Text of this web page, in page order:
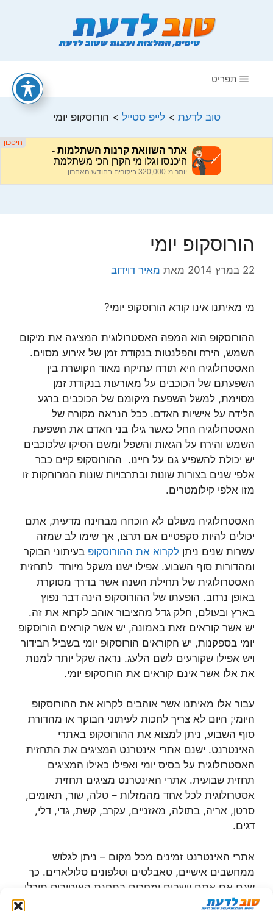
תפריט
טוב לדעת >לייפ סטייל > הורוסקופ יומי
הורוסקופ יומי
22 במרץ 2014 מאת מאיר דוידוב
מי מאיתנו אינו קורא הורוסקופ יומי?
ההורוסקופ הוא המפה האסטרולוגית המציגה את מיקום
השמש, הירח והפלנטות בנקודת זמן של אירוע מסוים.
האסטרולוגיה היא תורה עתיקה מאוד הקושרת בין
השפעתם של הכוכבים על מאורעות בנקודת זמן
מסוימת, למשל השפעת מיקומם של הכוכבים ברגע
הלידה על אישיות האדם. ככל הנראה מקורה של
האסטרולוגיה החל כאשר גילו בני האדם את השפעת
השמש והירח על הגאות והשפל ומשם הסיקו שלכוכבים
יש יכולת להשפיע גם על חיינו. ההורוסקופ קיים כבר
אלפי שנים בצורות שונות ובתרבויות שונות המרוחקות זו
מזו אלפי קילומטרים.
האסטרולוגיה מעולם לא הוכחה מבחינה מדעית, אתם
יכולים להיות סקפטיים אם תרצו, אך שימו לב שמזה
עשרות שנים ניתן לקרוא את ההורוסקופ בעיתוני הבוקר
ומהדורות סוף השבוע. אפילו ישנו משקל מיוחד לתחזית
האסטרולוגית של תחילת השנה אשר בדרך מסוקרת
באופן נרחב. הופעתו של ההורוסקופ הינה דבר נפוץ
בארץ ובעולם, חלק גדל מהציבור אוהב לקרוא את זה.
יש אשר קוראים זאת באמונה, יש אשר קוראים הורוסקופ
יומי בספקנות, יש הקוראים הורוסקופ יומי בשביל הבידור
ויש אפילו שקורעים לשם הלעג. נראה שקל יותר למנות
את אלו אשר אינם קוראים את הורוסקופ יומי.
עבור אלו מאיתנו אשר אוהבים לקרוא את ההורוסקופ
היומי; היום לא צריך לחכות לעיתוני הבוקר או מהדורת
סוף השבוע, ניתן למצוא את ההורוסקופ באתרי
האינטרנט. ישנם אתרי אינטרנט המציגים את התחזית
האסטרולוגית על בסיס יומי ואפילו כאילו המציגים
תחזית שבועית. אתרי האינטרנט מציגים תחזית
אסטרולוגית לכל אחד מהמזלות – טלה, שור, תאומים,
סרטן, אריה, בתולה, מאזניים, עקרב, קשת, גדי, דלי,
דגים.
אתרי האינטרנט זמינים מכל מקום – ניתן לגלוש
ממחשבים אישיים, טאבלטים וטלפונים סלולארים. כך
שגם אם אתם יושבים ומחכים בתחנת האוטובוס תוכלו
להעביר את הזמן בקריאת ההורוסקופ היומי להנאתכם.